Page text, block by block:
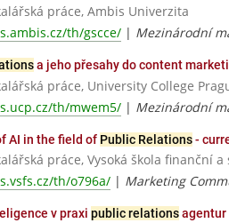
práce, Ambis Univerzita
th/gscce/ | Mezinárodní
a jeho přesahy do content
práce, University College
th/mwem5/ | Mezinárodní
AI in the field of Public Relations-
práce, Vysoká škola finanční
th/o796a/ | Marketing
v praxi public relationsagentur